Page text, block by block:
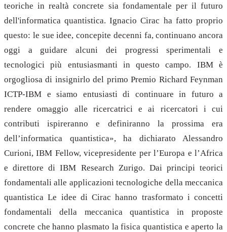
teoriche in realtà concrete sia fondamentale per il futuro
dell'informatica quantistica. Ignacio Cirac ha fatto proprio
questo: le sue idee, concepite decenni fa, continuano ancora
oggi a guidare alcuni dei progressi sperimentali e
tecnologici più entusiasmanti in questo campo. IBM è
orgogliosa di insignirlo del primo Premio Richard Feynman
ICTP-IBM e siamo entusiasti di continuare in futuro a
rendere omaggio alle ricercatrici e ai ricercatori i cui
contributi ispireranno e definiranno la prossima era
dell’informatica quantistica», ha dichiarato Alessandro
Curioni, IBM Fellow, vicepresidente per l’Europa e l’Africa
e direttore di IBM Research Zurigo. Dai principi teorici
fondamentali alle applicazioni tecnologiche della meccanica
quantistica Le idee di Cirac hanno trasformato i concetti
fondamentali della meccanica quantistica in proposte
concrete che hanno plasmato la fisica quantistica e aperto la